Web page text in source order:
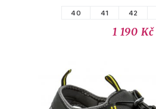
40 41 42
1 190 Kč